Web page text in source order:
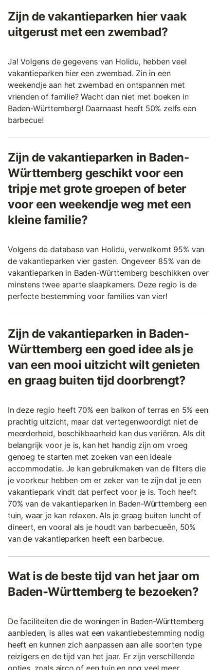
Zijn de vakantieparken hier vaak
uitgerust met een zwembad?
Ja! Volgens de gegevens van Holidu, hebben veel
vakantieparken hier een zwembad. Zin in een
weekendje aan het zwembad en ontspannen met
vrienden of familie? Wacht dan niet met boeken in
Baden-Württemberg! Daarnaast heeft 50% zelfs een
barbecue!
Zijn de vakantieparken in Baden-
Württemberg geschikt voor een
tripje met grote groepen of beter
voor een weekendje weg met een
kleine familie?
Volgens de database van Holidu, verwelkomt 95% van
de vakantieparken vier gasten. Ongeveer 85% van de
vakantieparken in Baden-Württemberg beschikken over
minstens twee aparte slaapkamers. Deze regio is de
perfecte bestemming voor families van vier!
Zijn de vakantieparken in Baden-
Württemberg een goed idee als je
van een mooi uitzicht wilt genieten
en graag buiten tijd doorbrengt?
In deze regio heeft 70% een balkon of terras en 5% een
prachtig uitzicht, maar dat vertegenwoordigt niet de
meerderheid, beschikbaarheid kan dus variëren. Als dit
belangrijk voor je is, kan het handig zijn om vroeg
genoeg te starten met zoeken van een ideale
accommodatie. Je kan gebruikmaken van de filters die
je voorkeur hebben om er zeker van te zijn dat je een
vakantiepark vindt dat perfect voor je is. Toch heeft
70% van de vakantieparken in Baden-Württemberg een
tuin, waar je kan relaxen. Als je graag buiten luncht of
dineert, en vooral als je houdt van barbecueën, 50%
van de vakantieparken heeft een barbecue.
Wat is de beste tijd van het jaar om
Baden-Württemberg te bezoeken?
De faciliteiten die de woningen in Baden-Württemberg
aanbieden, is alles wat een vakantiebestemming nodig
heeft en kunnen zich aanpassen aan alle soorten type
reizigers en de tijd van het jaar. Er zijn verschillende
opties, zoals airco of een tuin en nog veel meer.